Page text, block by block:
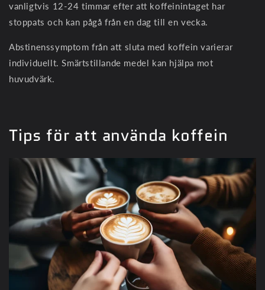
vanligtvis 12-24 timmar efter att koffeinintaget har
stoppats och kan pågå från en dag till en vecka.
Abstinenssymptom från att sluta med koffein varierar
individuellt. Smärtstillande medel kan hjälpa mot
huvudvärk.
Tips för att använda koffein